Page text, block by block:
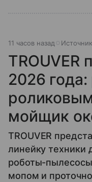
11 часов назад
TROUVER
2026
мойщик
TROUVER
линейку техники
роботы-
мопом и